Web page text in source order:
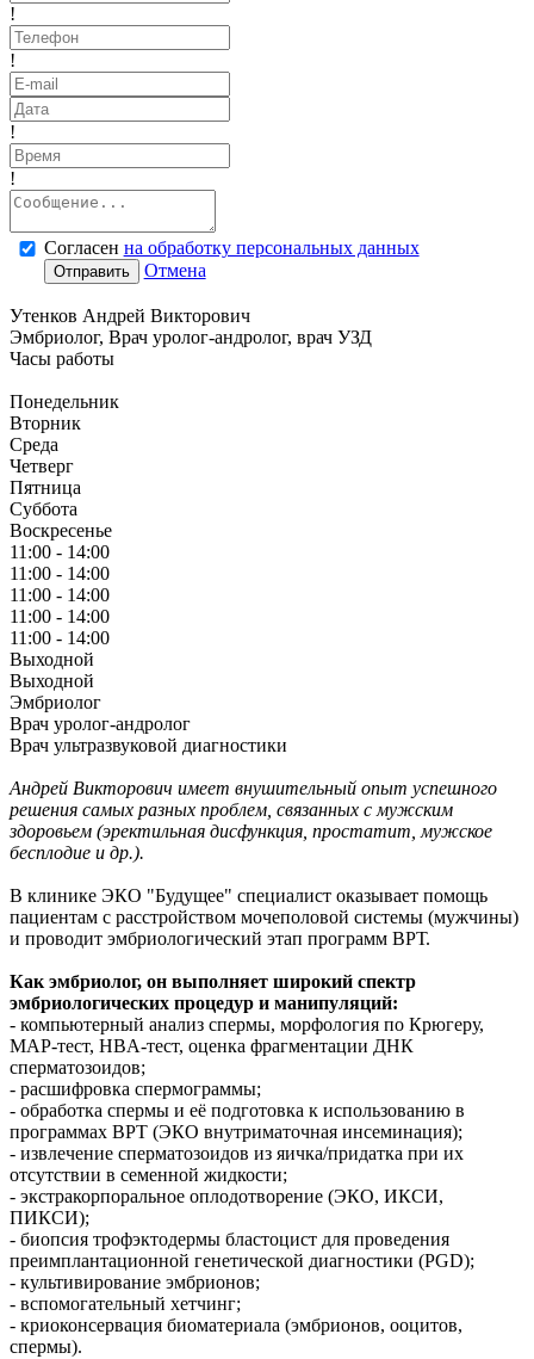
!
!
!
!
Согласен на обработку персональных данных
Отправить Отмена
Утенков Андрей Викторович
Эмбриолог, Врач уролог-андролог, врач УЗД
Часы работы
Понедельник
Вторник
Среда
Четверг
Пятница
Суббота
Воскресенье
11:00 - 14:00
11:00 - 14:00
11:00 - 14:00
11:00 - 14:00
11:00 - 14:00
Выходной
Выходной
Эмбриолог
Врач уролог-андролог
Врач ультразвуковой диагностики
Андрей Викторович имеет внушительный опыт успешного
решения самых разных проблем, связанных с мужским
здоровьем (эректильная дисфункция, простатит, мужское
бесплодие и др.).
В клинике ЭКО "Будущее" специалист оказывает помощь
пациентам с расстройством мочеполовой системы (мужчины)
и проводит эмбриологический этап программ ВРТ.
Как эмбриолог, он выполняет широкий спектр
эмбриологических процедур и манипуляций:
- компьютерный анализ спермы, морфология по Крюгеру,
МАР-тест, HBA-тест, оценка фрагментации ДНК
сперматозоидов;
- расшифровка спермограммы;
- обработка спермы и её подготовка к использованию в
программах ВРТ (ЭКО внутриматочная инсеминация);
- извлечение сперматозоидов из яичка/придатка при их
отсутствии в семенной жидкости;
- экстракорпоральное оплодотворение (ЭКО, ИКСИ,
ПИКСИ);
- биопсия трофэктодермы бластоцист для проведения
преимплантационной генетической диагностики (PGD);
- культивирование эмбрионов;
- вспомогательный хетчинг;
- криоконсервация биоматериала (эмбрионов, ооцитов,
спермы).